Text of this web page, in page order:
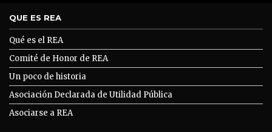
QUE ES REA
Qué es el REA
Comité de Honor de REA
Un poco de historia
Asociación Declarada de Utilidad Pública
Asociarse a REA